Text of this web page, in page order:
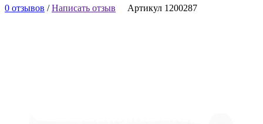
0 отзывов /Написать отзыв Артикул 1200287